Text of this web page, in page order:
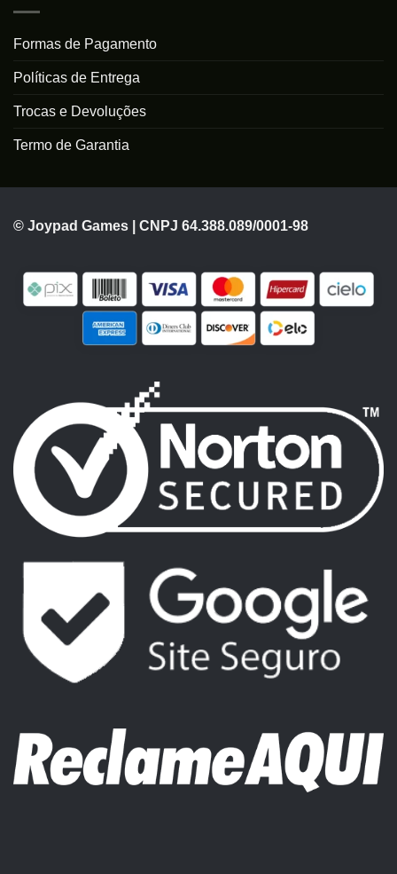
Formas de Pagamento
Políticas de Entrega
Trocas e Devoluções
Termo de Garantia
© Joypad Games | CNPJ 64.388.089/0001-98